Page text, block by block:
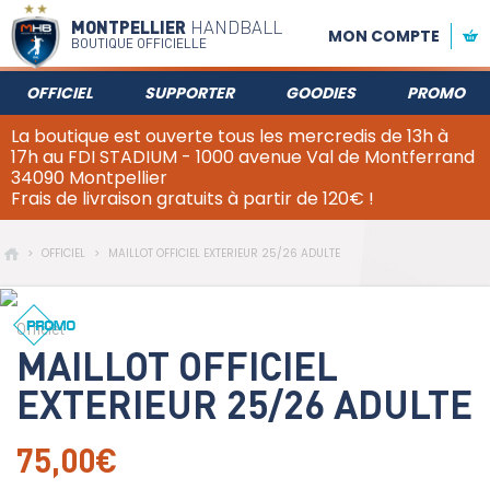
MONTPELLIERHANDBALL
BOUTIQUE OFFICIELLE MON COMPTE
OFFICIEL SUPPORTER GOODIES PROMO
La boutique est ouverte tous les mercredis de 13h à
17h au FDI STADIUM - 1000 avenue Val de Montferrand
34090 Montpellier
Frais de livraison gratuits à partir de 120€ !
> OFFICIEL > MAILLOT OFFICIEL EXTERIEUR 25/26 ADULTE
Officiel
MAILLOT OFFICIEL
EXTERIEUR 25/26 ADULTE
75,00€